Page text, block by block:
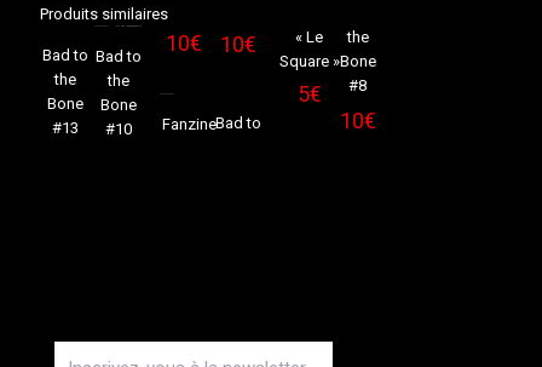
Produits similaires
Sold
Bad to
the
Bone
#13
10€
Sold
out
Bad to
the
Bone
#10
10€
Fanzine
« Le
Square »
5€
Bad to
the
Bone
#8
10€